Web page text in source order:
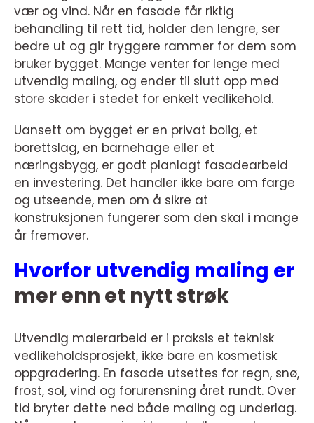
vær og vind. Når en fasade får riktig
behandling til rett tid, holder den lengre, ser
bedre ut og gir tryggere rammer for dem som
bruker bygget. Mange venter for lenge med
utvendig maling, og ender til slutt opp med
store skader i stedet for enkelt vedlikehold.
Uansett om bygget er en privat bolig, et
borettslag, en barnehage eller et
næringsbygg, er godt planlagt fasadearbeid
en investering. Det handler ikke bare om farge
og utseende, men om å sikre at
konstruksjonen fungerer som den skal i mange
år fremover.
Hvorfor utvendig maling er
mer enn et nytt strøk
Utvendig malerarbeid er i praksis et teknisk
vedlikeholdsprosjekt, ikke bare en kosmetisk
oppgradering. En fasade utsettes for regn, snø,
frost, sol, vind og forurensning året rundt. Over
tid bryter dette ned både maling og underlag.